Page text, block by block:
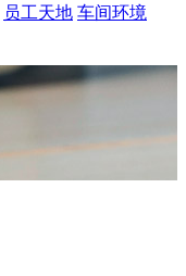
员工天地 车间环境